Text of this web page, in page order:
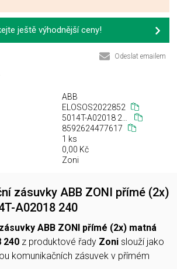
ještě výhodnější ceny!
Odeslat emailem
ABB
ELOSOS2022852
5014T-A02018 240
8592624477617
1 ks
0,00 Kč
Zoni
zásuvky ABB ZONI přímé (2x)
A02018 240
ABB ZONI přímé (2x) matná
240 z produktové řady Zoni slouží jako
komunikačních zásuvek v přímém